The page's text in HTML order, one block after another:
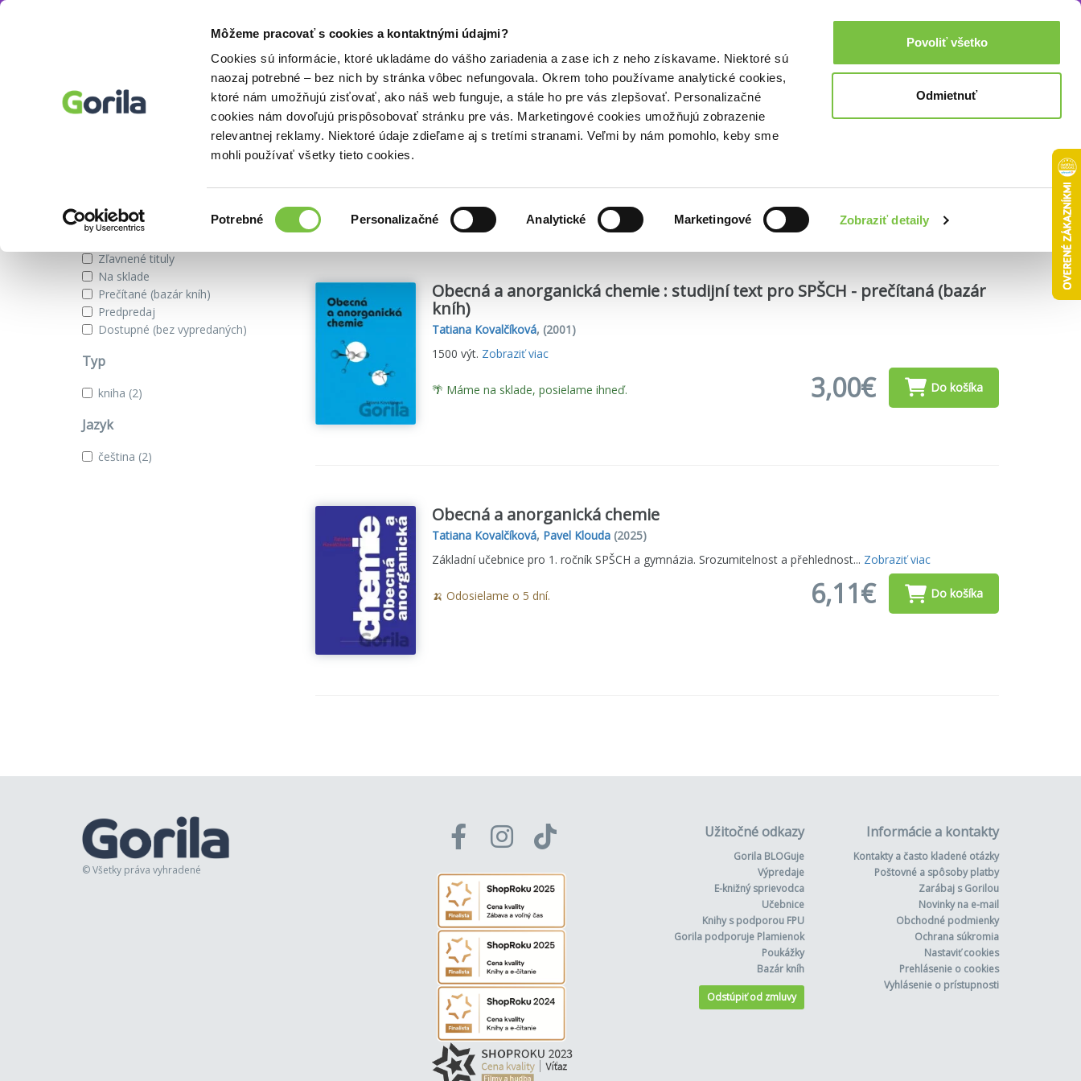
Môžeme pracovať s cookies a kontaktnými údajmi?
Cookies sú informácie, ktoré ukladáme do vášho zariadenia a zase ich z neho získavame. Niektoré sú
naozaj potrebné – bez nich by stránka vôbec nefungovala. Okrem toho používame analytické cookies,
ktoré nám umožňujú zisťovať, ako náš web funguje, a stále ho pre vás zlepšovať. Personalizačné
cookies nám dovoľujú prispôsobovať stránku pre vás. Marketingové cookies umožňujú zobrazenie
relevantnej reklamy. Niektoré údaje zdieľame aj s tretími stranami. Veľmi by nám pomohlo, keby sme
mohli používať všetky tieto cookies.
súhlasu
Potrebné Personalizačné Analytické Marketingové Zobraziť detaily
Povoliť všetko
Odmietnuť
Doplnky Prihlásenie 0,00€
Tatiana Kovalčíková Akcie a zľavy
Knihy autora Tatiana Kovalčíková
Zobraziť iba
Zľavnené tituly
Na sklade
Prečítané (bazár kníh)
Predpredaj
Dostupné (bez vypredaných)
Typ
kniha (2)
Jazyk
čeština (2)
Našli sme Zoradiť podľa:
Obecná a anorganická chemie : studijní text pro SPŠCH - prečítaná (bazár
kníh)
Tatiana Kovalčíková, (2001)
1500 výt. Zobraziť viac
🌴 Máme na sklade, posielame ihneď. 3,00€ Do košíka
Obecná a anorganická chemie
Tatiana Kovalčíková, Pavel Klouda(2025)
Základní učebnice pro 1. ročník SPŠCH a gymnázia. Srozumitelnost a přehlednost... Zobraziť viac
🍌 Odosielame o 5 dní. 6,11€ Do košíka
© Všetky práva vyhradené
Užitočné odkazy
Gorila BLOGuje
Výpredaje
E-knižný sprievodca
Učebnice
Knihy s podporou FPU
Gorila podporuje Plamienok
Poukážky
Bazár kníh
Odstúpiť od zmluvy
Informácie a kontakty
Kontakty a často kladené otázky
Poštovné a spôsoby platby
Zarábaj s Gorilou
Novinky na e-mail
Obchodné podmienky
Ochrana súkromia
Nastaviť cookies
Prehlásenie o cookies
Vyhlásenie o prístupnosti